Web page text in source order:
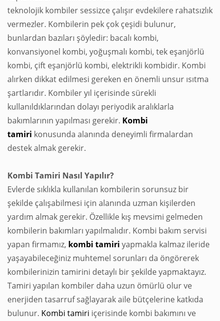
teknolojik kombiler sessizce çalışır evdekilere rahatsızlık
vermezler. Kombilerin pek çok çeşidi bulunur,
bunlardan bazıları şöyledir: bacalı kombi,
konvansiyonel kombi, yoğuşmalı kombi, tek eşanjörlü
kombi, çift eşanjörlü kombi, elektrikli kombidir. Kombi
alırken dikkat edilmesi gereken en önemli unsur ısıtma
şartlarıdır. Kombiler yıl içerisinde sürekli
kullanıldıklarından dolayı periyodik aralıklarla
bakımlarının yapılması gerekir. Kombi
tamiri konusunda alanında deneyimli firmalardan
destek almak gerekir.
Kombi Tamiri Nasıl Yapılır?
Evlerde sıklıkla kullanılan kombilerin sorunsuz bir
şekilde çalışabilmesi için alanında uzman kişilerden
yardım almak gerekir. Özellikle kış mevsimi gelmeden
kombilerin bakımları yapılmalıdır. Kombi bakım servisi
yapan firmamız, kombi tamiri yapmakla kalmaz ileride
yaşayabileceğiniz muhtemel sorunları da öngörerek
kombilerinizin tamirini detaylı bir şekilde yapmaktayız.
Tamiri yapılan kombiler daha uzun ömürlü olur ve
enerjiden tasarruf sağlayarak aile bütçelerine katkıda
bulunur. Kombi tamiri içerisinde kombi bakımını ve